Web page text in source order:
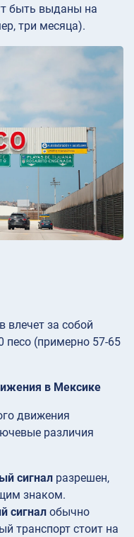
быть выданы на
три месяца).
влечет за собой
(примерно 57-65
в Мексике
движения
различия
сигнал разрешен,
знаком.
сигнал обычно
транспорт стоит на